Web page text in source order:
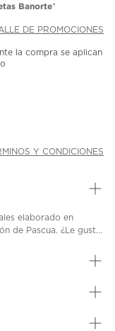
Banorte*
DE PROMOCIONES
la compra se aplican
Y CONDICIONES
elaborado en
de Pascua. ¿Le gust...